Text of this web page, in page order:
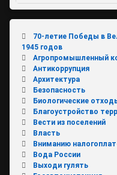
70-летие Победы в
1945 годов
Агропромышленный
Антикоррупция
Архитектура
Безопасность
Биологические
Благоустройство
Вести из поселений
Власть
Вниманию
Вода России
Выходи гулять